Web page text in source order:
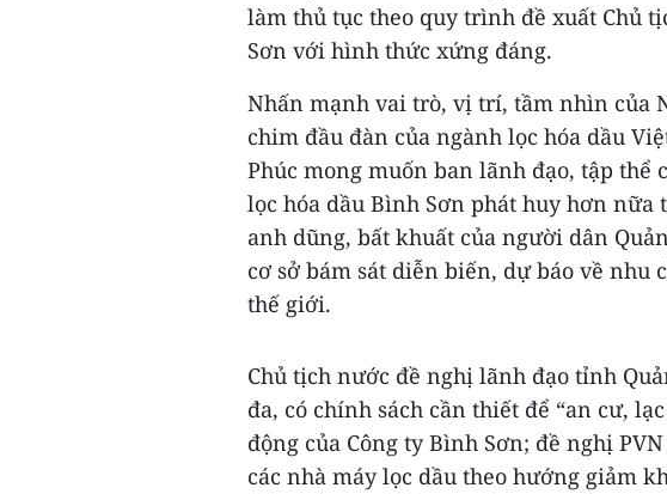
làm thủ tục theo quy trình đề xuất Chủ
Sơn với hình thức xứng đáng.
Nhấn mạnh vai trò, vị trí, tầm nhìn của
chim đầu đàn của ngành lọc hóa dầu
Phúc mong muốn ban lãnh đạo, tập thể
lọc hóa dầu Bình Sơn phát huy hơn
anh dũng, bất khuất của người dân
cơ sở bám sát diễn biến, dự báo về
thế giới.
Chủ tịch nước đề nghị lãnh đạo tỉnh
đa, có chính sách cần thiết để “an cư,
động của Công ty Bình Sơn; đề nghị
các nhà máy lọc dầu theo hướng giảm